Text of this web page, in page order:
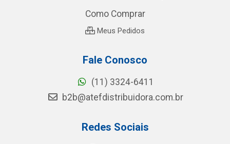
Como Comprar
Meus Pedidos
Fale Conosco
(11) 3324-6411
b2b@atefdistribuidora.com.br
Redes Sociais